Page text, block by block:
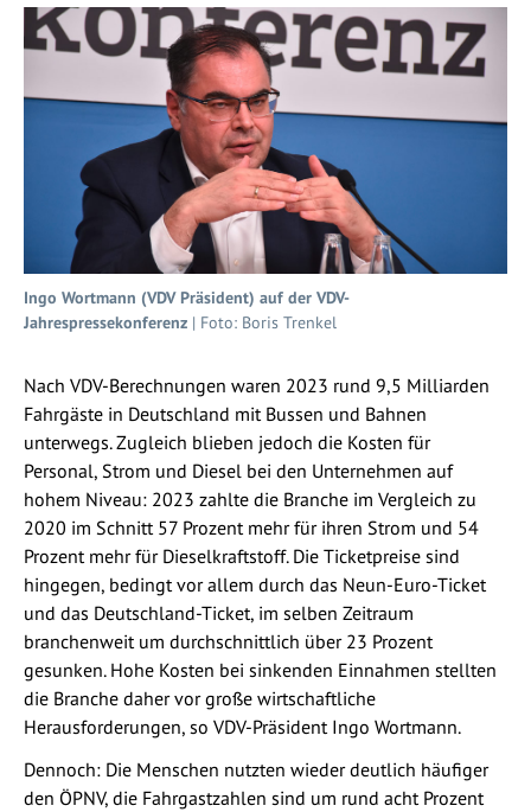
Ingo Wortmann (VDV Präsident) auf der VDV-
Jahrespressekonferenz | Foto: Boris Trenkel
Nach VDV-Berechnungen waren 2023 rund 9,5 Milliarden
Fahrgäste in Deutschland mit Bussen und Bahnen
unterwegs. Zugleich blieben jedoch die Kosten für
Personal, Strom und Diesel bei den Unternehmen auf
hohem Niveau: 2023 zahlte die Branche im Vergleich zu
2020 im Schnitt 57 Prozent mehr für ihren Strom und 54
Prozent mehr für Dieselkraftstoff. Die Ticketpreise sind
hingegen, bedingt vor allem durch das Neun-Euro-Ticket
und das Deutschland-Ticket, im selben Zeitraum
branchenweit um durchschnittlich über 23 Prozent
gesunken. Hohe Kosten bei sinkenden Einnahmen stellten
die Branche daher vor große wirtschaftliche
Herausforderungen, so VDV-Präsident Ingo Wortmann.
Dennoch: Die Menschen nutzten wieder deutlich häufiger
den ÖPNV, die Fahrgastzahlen sind um rund acht Prozent